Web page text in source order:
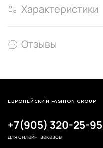
Характеристики
Отзывы
+7(905) 320-25-95
для онлайн-заказов
ЕВРОПЕЙСКИЙ FASHION GROUP